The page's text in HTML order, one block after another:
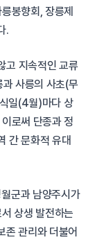
봉향회, 장릉제
.
고 지속적인 교류
사릉의 사초(무
일(4월)마다 상
로써 단종과 정
간 문화적 유대
군과 남양주시가
상생 발전하는
존 관리와 더불어